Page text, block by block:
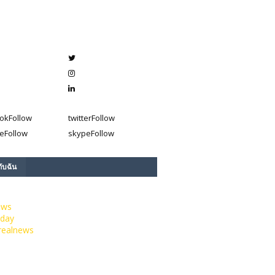
Follow twitterFollow
Follow skypeFollow
บฉัน